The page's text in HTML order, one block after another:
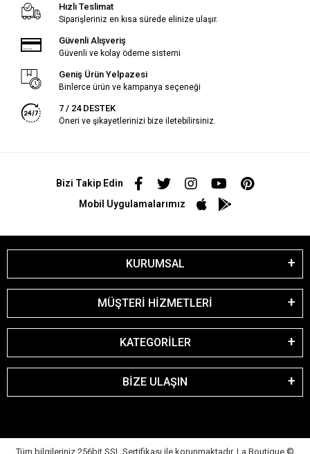
Hızlı Teslimat
Siparişleriniz en kısa sürede elinize ulaşır.
Güvenli Alışveriş
Güvenli ve kolay ödeme sistemi
Geniş Ürün Yelpazesi
Binlerce ürün ve kampanya seçeneği
7 / 24 DESTEK
Öneri ve şikayetlerinizi bize iletebilirsiniz.
Bizi Takip Edin
Mobil Uygulamalarımız
KURUMSAL
MÜŞTERİ HİZMETLERİ
KATEGORİLER
BİZE ULAŞIN
Tüm bilgileriniz 256bit SSL Sertifikası ile korunmaktadır. La Boutique ©